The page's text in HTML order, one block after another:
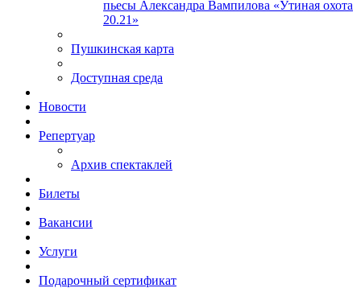
пьесы Александра Вампилова «Утиная охота
20.21»
Пушкинская карта
Доступная среда
Новости
Репертуар
Архив спектаклей
Билеты
Вакансии
Услуги
Подарочный сертификат